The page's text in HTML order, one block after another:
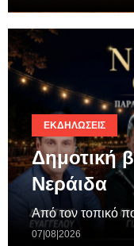
ΕΚΔΗΛΏΣΕΙΣ
Δημοτική
Νεράιδα
Από τον τοπικό
07|08|2026